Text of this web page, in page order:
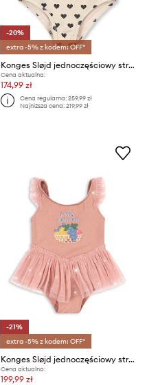
-20%
extra -5% z kodem: OFF*
Konges Sløjd jednoczęściowy strój kąpielowy dziecięcy MANON GLITTER SWIMSUIT
Cena aktualna:
174,99 zł
Cena regularna:259,99 zł
Najniższa cena:219,99 zł
-21%
extra -5% z kodem: OFF*
Konges Sløjd jednoczęściowy strój kąpielowy dziecięcy AMANDINE SWIMSUIT
Cena aktualna:
199,99 zł